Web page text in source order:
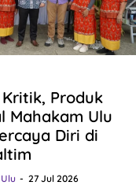
Produk
Mahakam Ulu
Diri di
27 Jul 2026